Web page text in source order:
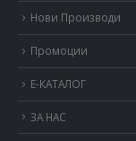
Нови Производи
Промоции
Е-КАТАЛОГ
ЗА НАС